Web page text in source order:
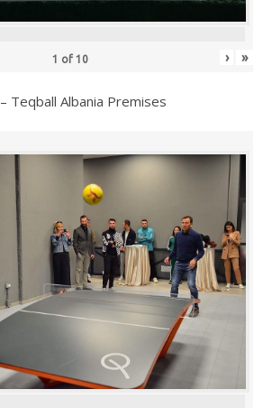
1 of 10 › »
Teqball Albania Premises